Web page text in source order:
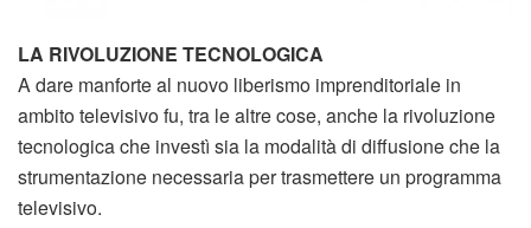
LA RIVOLUZIONE TECNOLOGICA
A dare manforte al nuovo liberismo imprenditoriale in
ambito televisivo fu, tra le altre cose, anche la rivoluzione
tecnologica che investì sia la modalità di diffusione che la
strumentazione necessaria per trasmettere un programma
televisivo.